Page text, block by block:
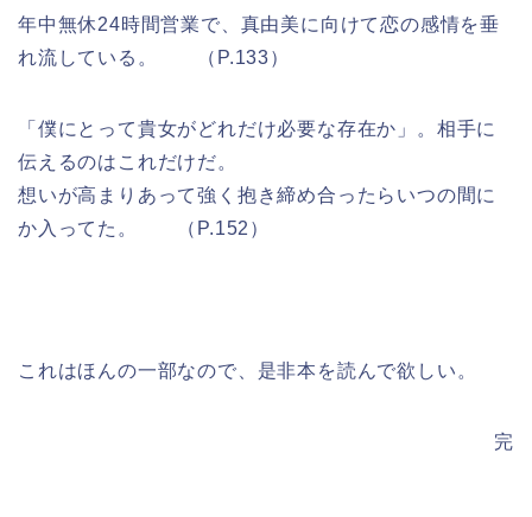
年中無休24時間営業で、真由美に向けて恋の感情を垂
れ流している。 （P.133）
「僕にとって貴女がどれだけ必要な存在か」。相手に
伝えるのはこれだけだ。
想いが高まりあって強く抱き締め合ったらいつの間に
か入ってた。 （P.152）
これはほんの一部なので、是非本を読んで欲しい。
完